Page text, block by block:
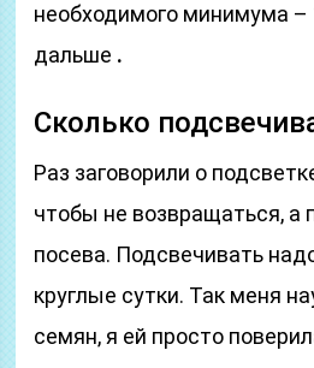
необходимого минимума –
дальше .
Сколько
Раз заговорили о
чтобы не возвращаться, а
посева. Подсвечивать
круглые сутки. Так меня
семян, я ей просто